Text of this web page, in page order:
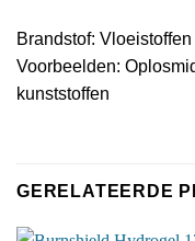
Brandstof:
Voorbeelden:
kunststoffen
GERELATEERDE